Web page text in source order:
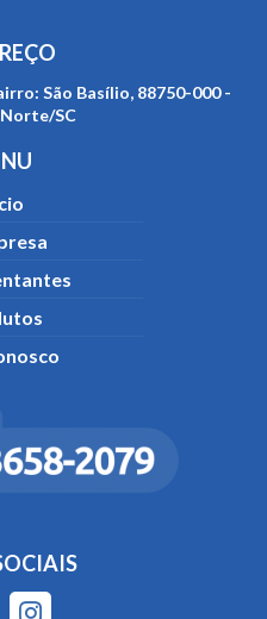
São Basílio, 88750-000 -
SC